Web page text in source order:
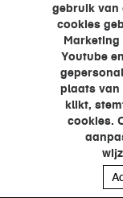
gebruik van
cookies
Youtube
plaats van
klikt,
cookies.